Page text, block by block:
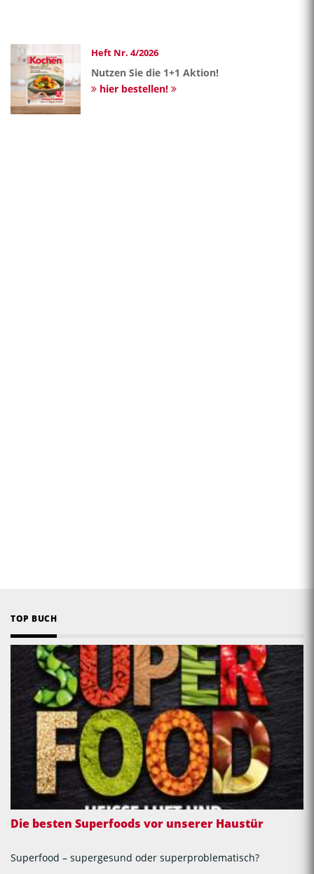
Heft Nr. 4/2026
Nutzen Sie die 1+1 Aktion!
hier bestellen!
TOP BUCH
Die besten Superfoods vor unserer Haustür
Superfood – supergesund oder superproblematisch?